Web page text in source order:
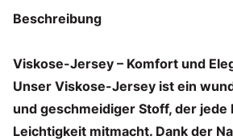
Beschreibung
Viskose-Jersey – Komfort und
Unser Viskose-Jersey ist ein
und geschmeidiger Stoff, der jede
Leichtigkeit mitmacht. Dank der